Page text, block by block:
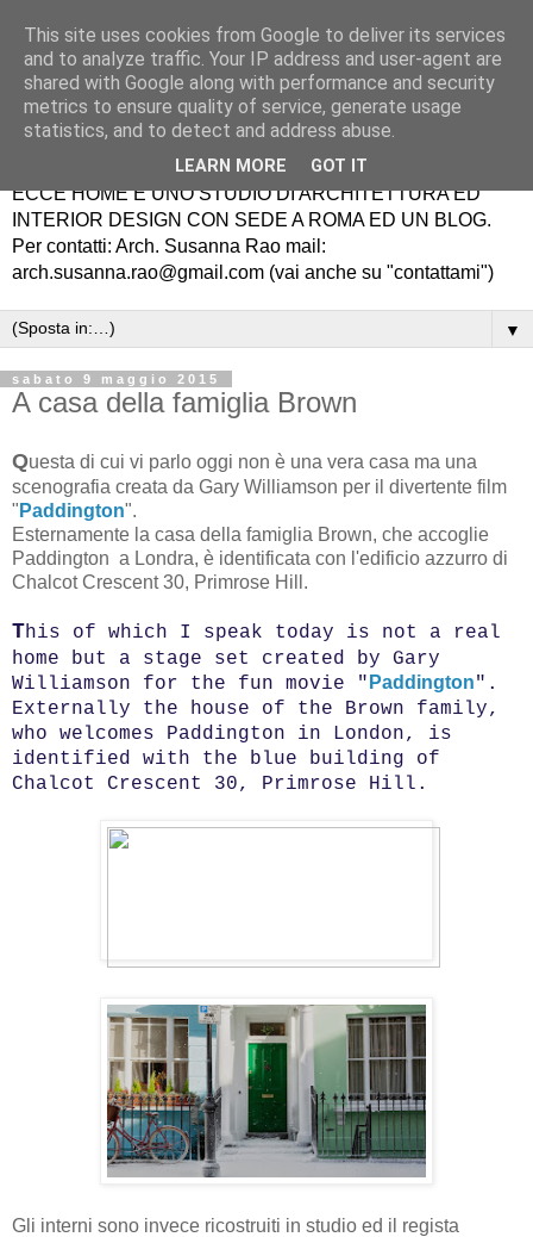
ECCE HOME É UNO STUDIO DI ARCHITETTURA ED
INTERIOR DESIGN CON SEDE A ROMA ED UN BLOG.
Per contatti: Arch. Susanna Rao mail:
arch.susanna.rao@gmail.com (vai anche su "contattami")
▼
sabato 9 maggio 2015
A casa della famiglia Brown
Questa di cui vi parlo oggi non è una vera casa ma una
scenografia creata da Gary Williamson per il divertente film
" Paddington".
Esternamente la casa della famiglia Brown, che accoglie
Paddington a Londra, è identificata con l'edificio azzurro di
Chalcot Crescent 30, Primrose Hill.
This of which I speak today is not a real
home but a stage set created by Gary
Williamson for the fun movie " Paddington".
Externally the house of the Brown family,
who welcomes Paddington in London, is
identified with the blue building of
Chalcot Crescent 30, Primrose Hill.
Gli interni sono invece ricostruiti in studio ed il regista
This site uses cookies from Google to deliver its services
and to analyze traffic. Your IP address and user-agent are
shared with Google along with performance and security
metrics to ensure quality of service, generate usage
statistics, and to detect and address abuse.
LEARN MORE GOT IT